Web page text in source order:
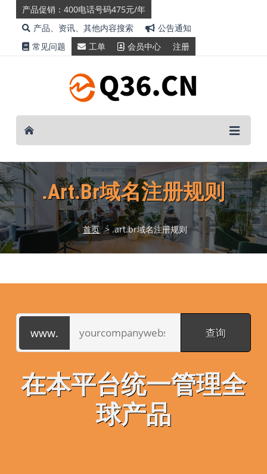
产品促销：400电话号码475元/年
产品、资讯、其他内容搜索
公告通知
常见问题
工单 会员中心 注册
.art.br域名注册规则
首页 > .art.br域名注册规则
在本平台统一管理全
球产品